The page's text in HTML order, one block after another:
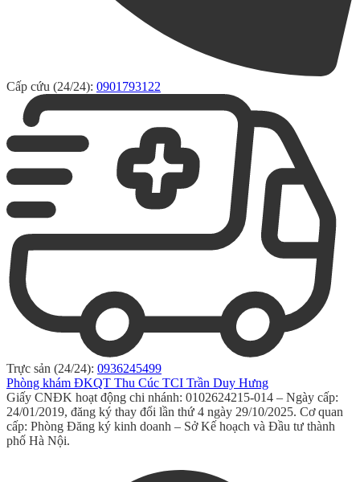
Cấp cứu (24/24): 0901793122
Trực sản (24/24): 0936245499
Phòng khám ĐKQT Thu Cúc TCI Trần Duy Hưng
Giấy CNĐK hoạt động chi nhánh: 0102624215-014 – Ngày cấp:
24/01/2019, đăng ký thay đổi lần thứ 4 ngày 29/10/2025. Cơ quan
cấp: Phòng Đăng ký kinh doanh – Sở Kế hoạch và Đầu tư thành
phố Hà Nội.